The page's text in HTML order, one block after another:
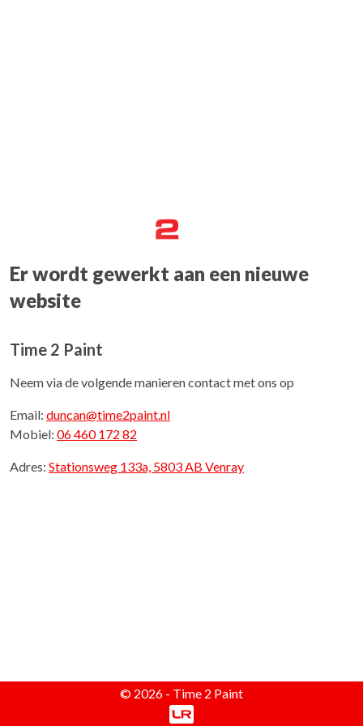
Er wordt gewerkt aan een nieuwe
website
Time 2 Paint
Neem via de volgende manieren contact met ons op
Email: duncan@time2paint.nl
Mobiel: 06 460 172 82
Adres: Stationsweg 133a, 5803 AB Venray
© 2026 - Time 2 Paint